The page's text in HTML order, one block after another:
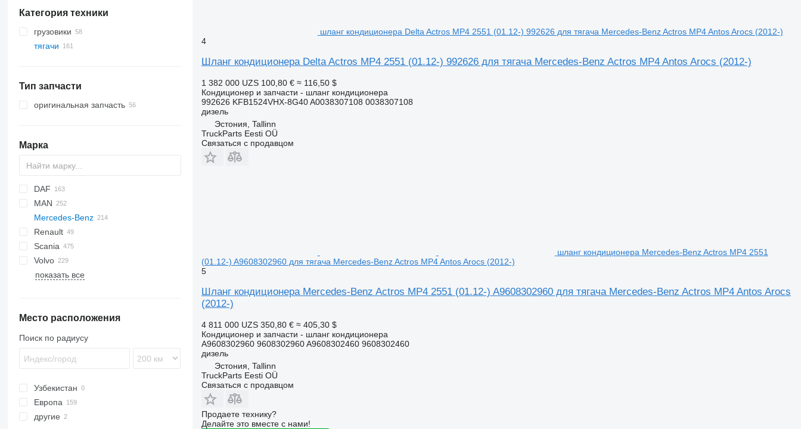
Категория техники
грузовики
тягачи
Тип запчасти
оригинальная запчасть
Марка
DAF
CF
LF
XF
XG
S-Way
Stralis
Trakker
MAN
Lion's series
TGA
TGL
TGM
TGS
Mercedes-Benz
A-Class
Actros
Actros 1831
Actros 1840
Actros 1843
Actros 1846
Actros 1848
Actros 2545
Actros 2551
Antos
Antos 1830
Arocs
Atego 1524
Axor 1828
Econic
Econic 1829
Econic 2629
Canter
Renault
Kerax
Magnum
Midlum
Scania
G-series
P-series
Volvo
B-series
FM
VNL
показать все
Место расположения
Поиск по радиусу
Узбекистан
Европа
Эстония
другие
шланг кондиционера Delta Actros MP4 2551 (01.12-) 992626 для тягача Mercedes-Benz Actros MP4 Antos Arocs (2012-)
4
Шланг кондиционера Delta Actros MP4 2551 (01.12-) 992626 для тягача Mercedes-Benz Actros MP4 Antos Arocs (2012-)
1 382 000 UZS 100,80 € ≈ 116,50 $
Кондиционер и запчасти - шланг кондиционера
992626 KFB1524VHX-8G40 A0038307108 0038307108
дизель
Эстония, Tallinn
TruckParts Eesti OÜ
Связаться с продавцом
шланг кондиционера Mercedes-Benz Actros MP4 2551
(01.12-) A9608302960 для тягача Mercedes-Benz Actros MP4 Antos Arocs (2012-)
5
Шланг кондиционера Mercedes-Benz Actros MP4 2551 (01.12-) A9608302960 для тягача Mercedes-Benz Actros MP4 Antos Arocs
(2012-)
4 811 000 UZS 350,80 € ≈ 405,30 $
Кондиционер и запчасти - шланг кондиционера
A9608302960 9608302960 A9608302460 9608302460
дизель
Эстония, Tallinn
TruckParts Eesti OÜ
Связаться с продавцом
Продаете технику?
Делайте это вместе с нами!